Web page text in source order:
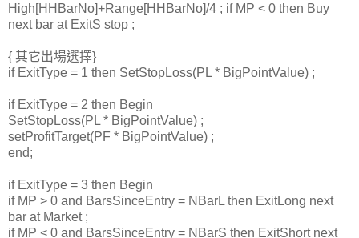
High[HHBarNo]+Range[HHBarNo]/4 ; if MP < 0 then Buy
next bar at ExitS stop ;
{ 其它出場選擇}
if ExitType = 1 then SetStopLoss(PL * BigPointValue) ;
if ExitType = 2 then Begin
SetStopLoss(PL * BigPointValue) ;
setProfitTarget(PF * BigPointValue) ;
end;
if ExitType = 3 then Begin
if MP > 0 and BarsSinceEntry = NBarL then ExitLong next
bar at Market ;
if MP < 0 and BarsSinceEntry = NBarS then ExitShort next